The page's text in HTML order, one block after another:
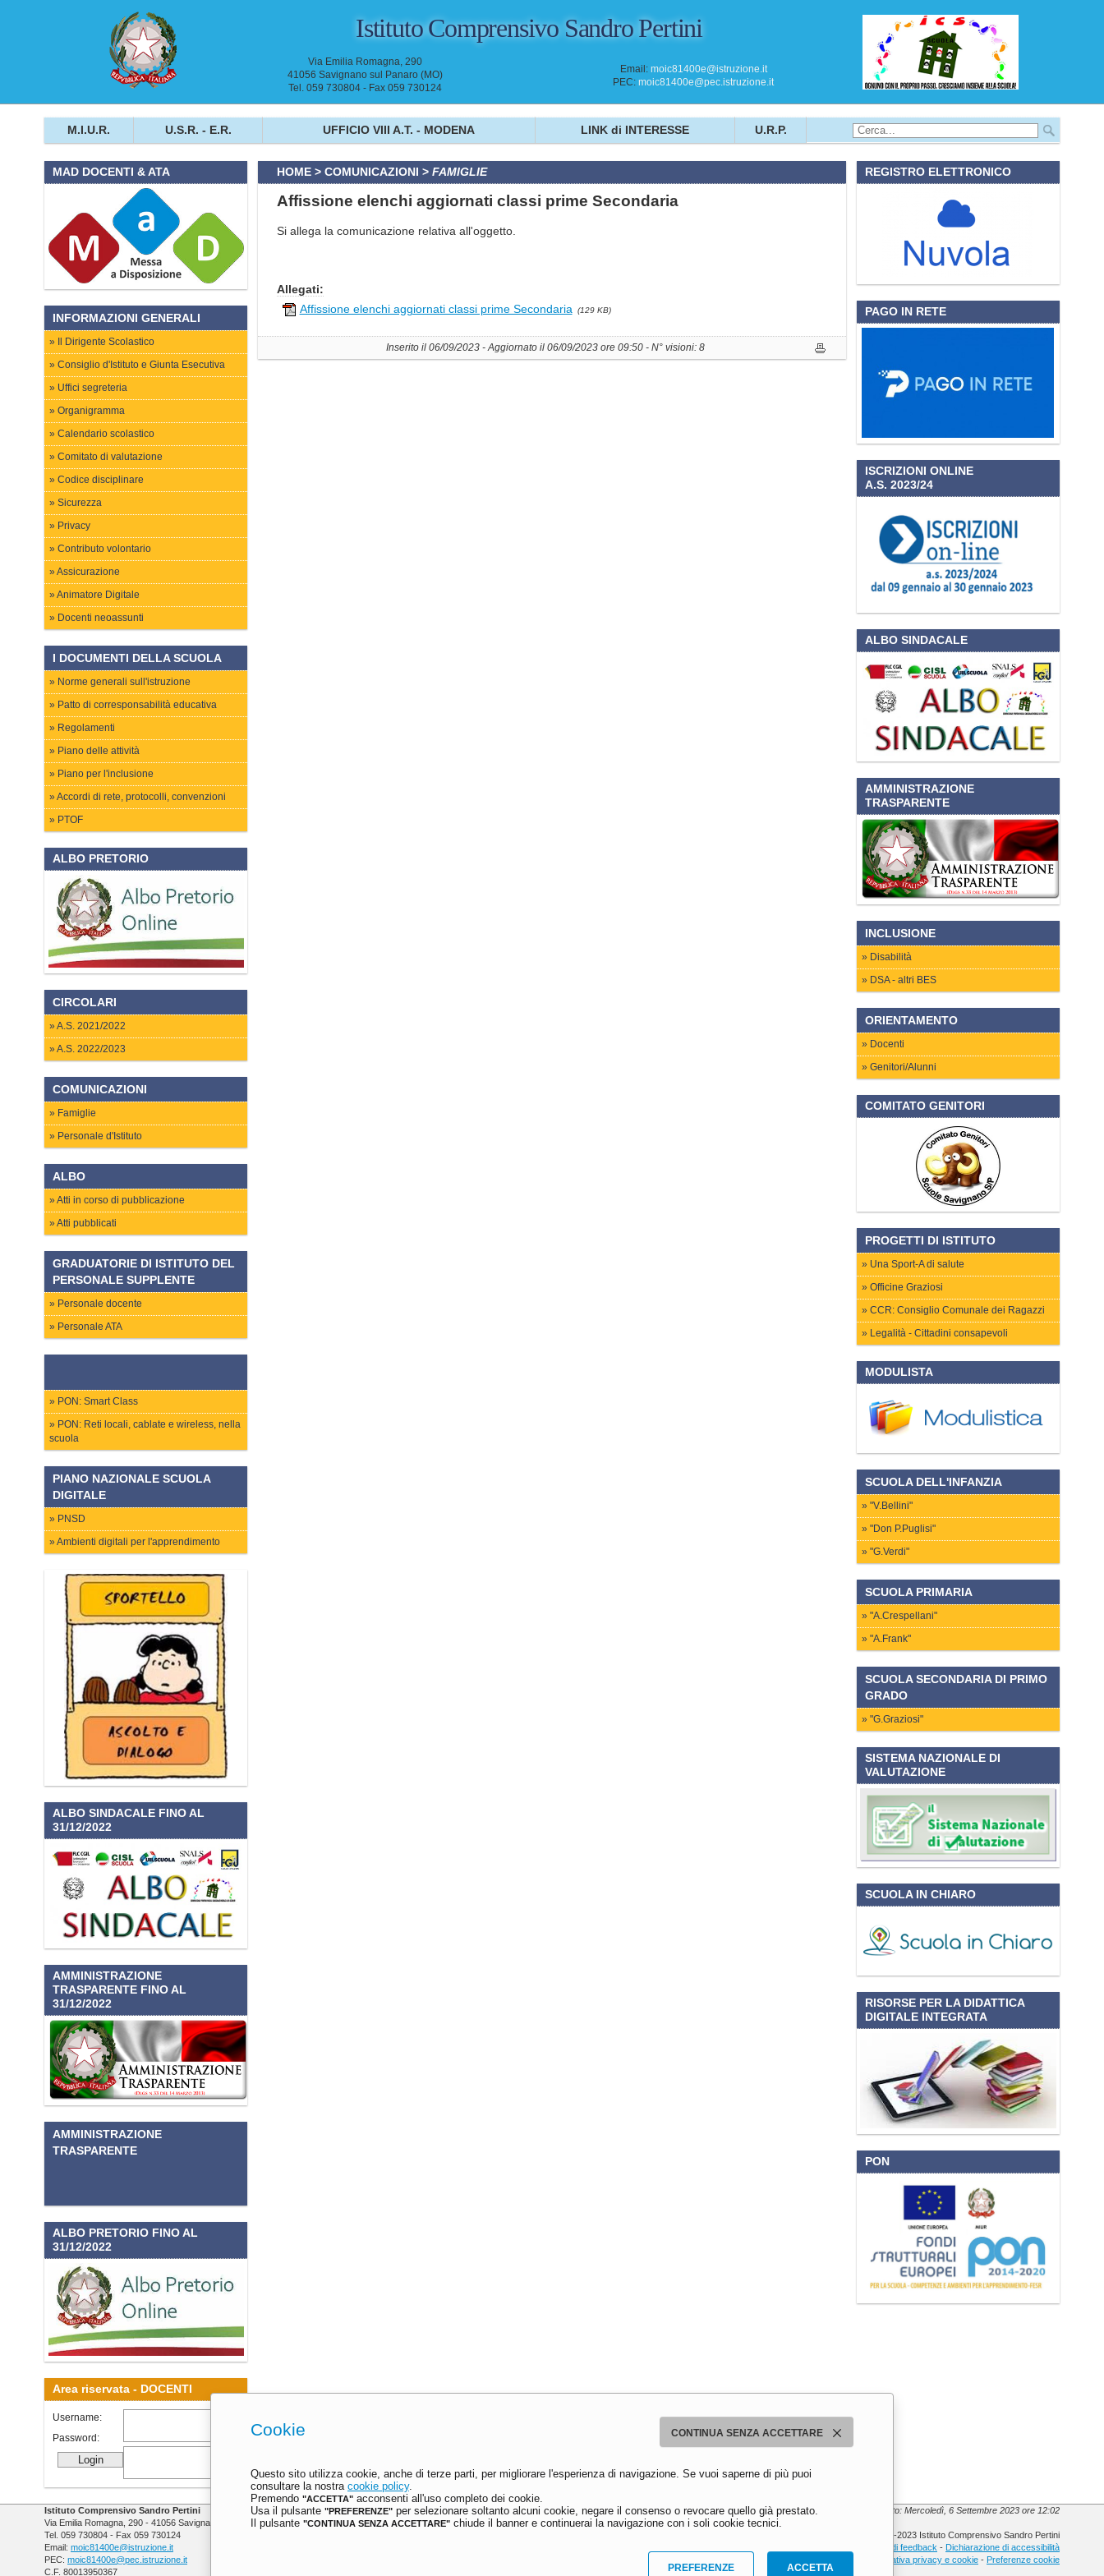
Cookie CONTINUA SENZA ACCETTARE
Questo sito utilizza cookie, anche di terze parti, per migliorare l'esperienza di navigazione. Se vuoi saperne di più puoi
consultare la nostra cookie policy.
Premendo "ACCETTA" acconsenti all'uso completo dei cookie.
Usa il pulsante "PREFERENZE" per selezionare soltanto alcuni cookie, negare il consenso o revocare quello già prestato.
Il pulsante "CONTINUA SENZA ACCETTARE" chiude il banner e continuerai la navigazione con i soli cookie tecnici.
PREFERENZE ACCETTA
Istituto ComprensivoSandro Pertini
Via Emilia Romagna, 290
41056 Savignano sul Panaro (MO)
Tel. 059 730804 - Fax 059 730124
Email: moic81400e@istruzione.it
PEC: moic81400e@pec.istruzione.it
M.I.U.R. U.S.R. - E.R. UFFICIO VIII A.T. - MODENA LINK di INTERESSE U.R.P.
MAD DOCENTI & ATA
INFORMAZIONI GENERALI
Il Dirigente Scolastico
Consiglio d'Istituto e Giunta Esecutiva
Uffici segreteria
Organigramma
Calendario scolastico
Comitato di valutazione
Codice disciplinare
Sicurezza
Privacy
Contributo volontario
Assicurazione
Animatore Digitale
Docenti neoassunti
I DOCUMENTI DELLA SCUOLA
Norme generali sull'istruzione
Patto di corresponsabilità educativa
Regolamenti
Piano delle attività
Piano per l'inclusione
Accordi di rete, protocolli, convenzioni
PTOF
ALBO PRETORIO
CIRCOLARI
A.S. 2021/2022
A.S. 2022/2023
COMUNICAZIONI
Famiglie
Personale d'Istituto
ALBO
Atti in corso di pubblicazione
Atti pubblicati
GRADUATORIE DI ISTITUTO DEL
PERSONALE SUPPLENTE
Personale docente
Personale ATA
PON: Smart Class
PON: Reti locali, cablate e wireless, nella
scuola
PIANO NAZIONALE SCUOLA
DIGITALE
PNSD
Ambienti digitali per l'apprendimento
ALBO SINDACALE FINO AL
31/12/2022
AMMINISTRAZIONE
TRASPARENTE FINO AL
31/12/2022
AMMINISTRAZIONE
TRASPARENTE
ALBO PRETORIO FINO AL
31/12/2022
Area riservata - DOCENTI
Username:
Password:
REGISTRO ELETTRONICO
PAGO IN RETE
ISCRIZIONI ONLINE
A.S. 2023/24
ALBO SINDACALE
AMMINISTRAZIONE
TRASPARENTE
INCLUSIONE
Disabilità
DSA - altri BES
ORIENTAMENTO
Docenti
Genitori/Alunni
COMITATO GENITORI
PROGETTI DI ISTITUTO
Una Sport-A di salute
Officine Graziosi
CCR: Consiglio Comunale dei Ragazzi
Legalità - Cittadini consapevoli
MODULISTA
SCUOLA DELL'INFANZIA
"V.Bellini"
"Don P.Puglisi"
"G.Verdi"
SCUOLA PRIMARIA
"A.Crespellani"
"A.Frank"
SCUOLA SECONDARIA DI PRIMO
GRADO
"G.Graziosi"
SISTEMA NAZIONALE DI
VALUTAZIONE
SCUOLA IN CHIARO
RISORSE PER LA DIDATTICA
DIGITALE INTEGRATA
PON
HOME> COMUNICAZIONI > FAMIGLIE
Affissione elenchi aggiornati classi prime Secondaria
Si allega la comunicazione relativa all'oggetto.
Allegati:
Affissione elenchi aggiornati classi prime Secondaria (129 KB)
Inserito il 06/09/2023 - Aggiornato il 06/09/2023 ore 09:50 - N° visioni: 8
Istituto Comprensivo Sandro Pertini
Via Emilia Romagna, 290 - 41056 Savignano sul Panaro (MO)
Tel. 059 730804 - Fax 059 730124
Email: moic81400e@istruzione.it
PEC: moic81400e@pec.istruzione.it
C.F. 80013950367
Ultimo aggiornamento: Mercoledì, 6 Settembre 2023 ore 12:02
© 2013-2023 Istituto Comprensivo Sandro Pertini
Meccanismo di feedback - Dichiarazione di accessibilità
Informativa privacy e cookie - Preferenze cookie